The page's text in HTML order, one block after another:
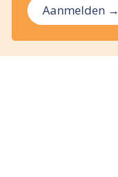
Aanmelden →